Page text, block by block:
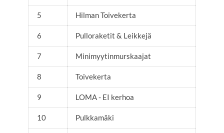
5 Hilman Toivekerta
6 Pulloraketit & Leikkejä
7 Minimyytinmurskaajat
8 Toivekerta
9 LOMA - EI kerhoa
10 Pulkkamäki